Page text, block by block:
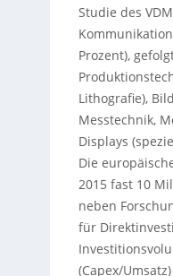
Studie des
Prozent),
Lithografie),
Messtechnik,
Displays
Die
2015 fast 10
neben
für
(Capex/